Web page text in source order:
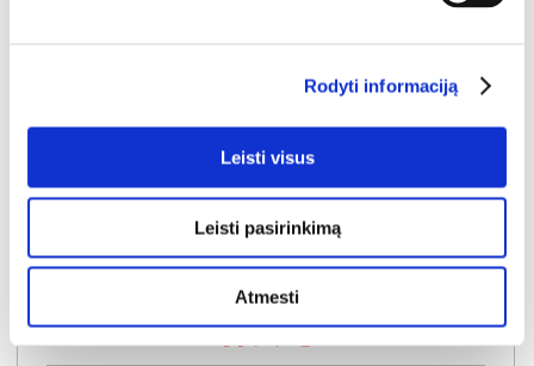
Rodyti informaciją
Leisti visus
Leisti pasirinkimą
Atmesti
207cmG:100cm
Miegamoji dalis:P:90-135-180cmI:200cm
Kaina galioja individualiems
1250€
Skirtumas tarp užsakomų ir sandėlyje
- 51€
Kaina galioja sandėlyje esančioms prekėms
1199€